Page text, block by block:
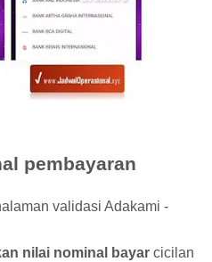
pembayaran
validasi Adakami -
nilai nominal bayar cicilan